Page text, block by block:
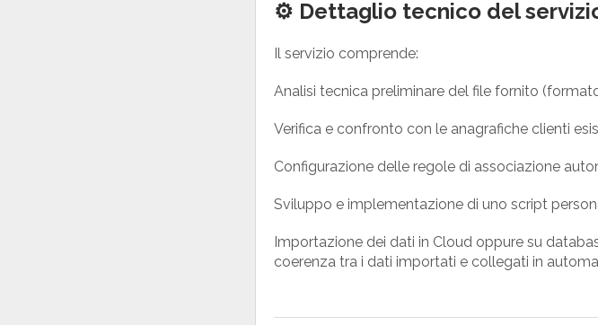
⚙️ Dettaglio tecnico del
Il servizio comprende:
Analisi tecnica preliminare del file fornito
Verifica e confronto con le anagrafiche clienti
Configurazione delle regole di associazione
Sviluppo e implementazione di uno script
Importazione dei dati in Cloud oppure su
coerenza tra i dati importati e collegati in